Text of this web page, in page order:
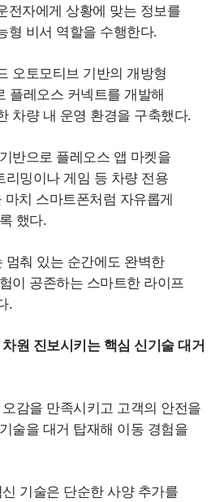
전자에게 상황에 맞는 정보를
형 비서 역할을 수행한다.
오토모티브 기반의 개방형
플레오스 커넥트를 개발해
차량 내 운영 환경을 구축했다.
반으로 플레오스 앱 마켓을
밍이나 게임 등 차량 전용
치 스마트폰처럼 자유롭게
했다.
춰 있는 순간에도 완벽한
이 공존하는 스마트한 라이프
.
원 진보시키는 핵심 신기술 대거
감을 만족시키고 고객의 안전을
술을 대거 탑재해 이동 경험을
기술은 단순한 사양 추가를